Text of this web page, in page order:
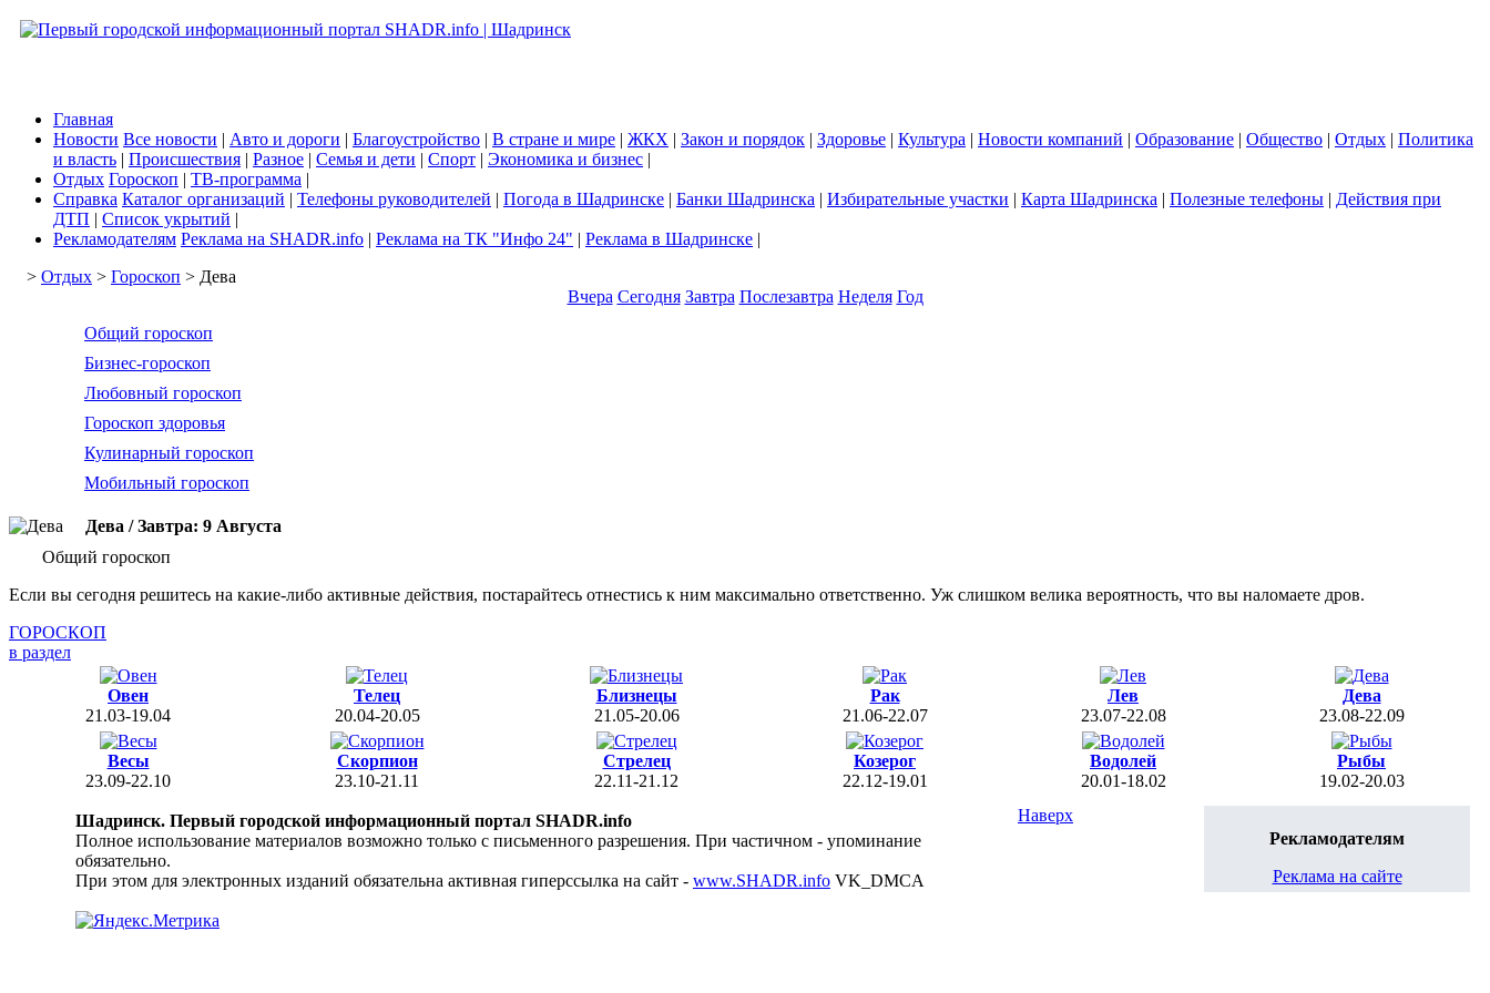
Главная
Новости Все новости | Авто и дороги | Благоустройство | В стране и мире | ЖКХ | Закон и порядок | Здоровье | Культура | Новости компаний | Образование | Общество | Отдых | Политика
и власть | Происшествия | Разное | Семья и дети | Спорт | Экономика и бизнес |
Отдых Гороскоп | ТВ-программа |
Справка Каталог организаций | Телефоны руководителей | Погода в Шадринске | Банки Шадринска | Избирательные участки | Карта Шадринска | Полезные телефоны | Действия при
ДТП | Список укрытий |
Рекламодателям Реклама на SHADR.info | Реклама на ТК "Инфо 24" | Реклама в Шадринске |
> Отдых > Гороскоп > Дева
Вчера Сегодня Завтра Послезавтра Неделя Год
Общий гороскоп
Бизнес-гороскоп
Любовный гороскоп
Гороскоп здоровья
Кулинарный гороскоп
Мобильный гороскоп
Дева / Завтра: 9 Августа
Общий гороскоп
Если вы сегодня решитесь на какие-либо активные действия, постарайтесь отнестись к ним максимально ответственно. Уж слишком велика вероятность, что вы наломаете дров.
ГОРОСКОП
в раздел
Овен
21.03-19.04
Телец
20.04-20.05
Близнецы
21.05-20.06
Рак
21.06-22.07
Лев
23.07-22.08
Дева
23.08-22.09
Весы
23.09-22.10
Скорпион
23.10-21.11
Стрелец
22.11-21.12
Козерог
22.12-19.01
Водолей
20.01-18.02
Рыбы
19.02-20.03
Шадринск. Первый городской информационный портал SHADR.info
Полное использование материалов возможно только с письменного разрешения. При частичном - упоминание
обязательно.
При этом для электронных изданий обязательна активная гиперссылка на сайт - www.SHADR.info VK_DMCA
Рекламодателям
Реклама на сайте
Наверх